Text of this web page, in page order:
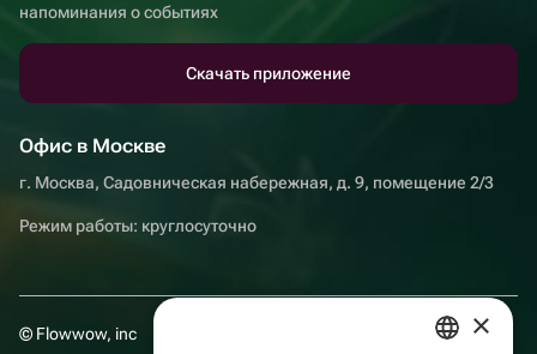
напоминания о событиях
Скачать приложение
Офис в Москве
г. Москва, Садовническая набережная, д. 9, помещение 2/3
Режим работы: круглосуточно
© Flowwow, inc
×